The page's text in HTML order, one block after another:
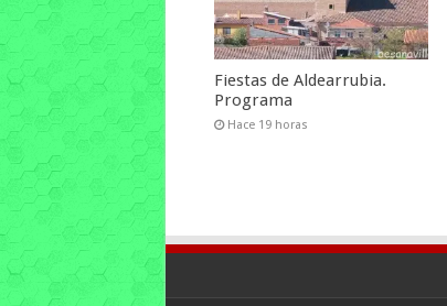
Fiestas de Aldearrubia.
Programa
Hace 19 horas